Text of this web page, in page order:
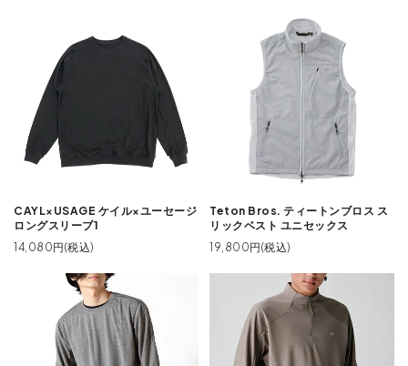
CAYL×USAGE ケイル×ユーセージ
ロングスリーブ1
14,080円(税込)
Teton Bros. ティートンブロス ス
リックベスト ユニセックス
19,800円(税込)